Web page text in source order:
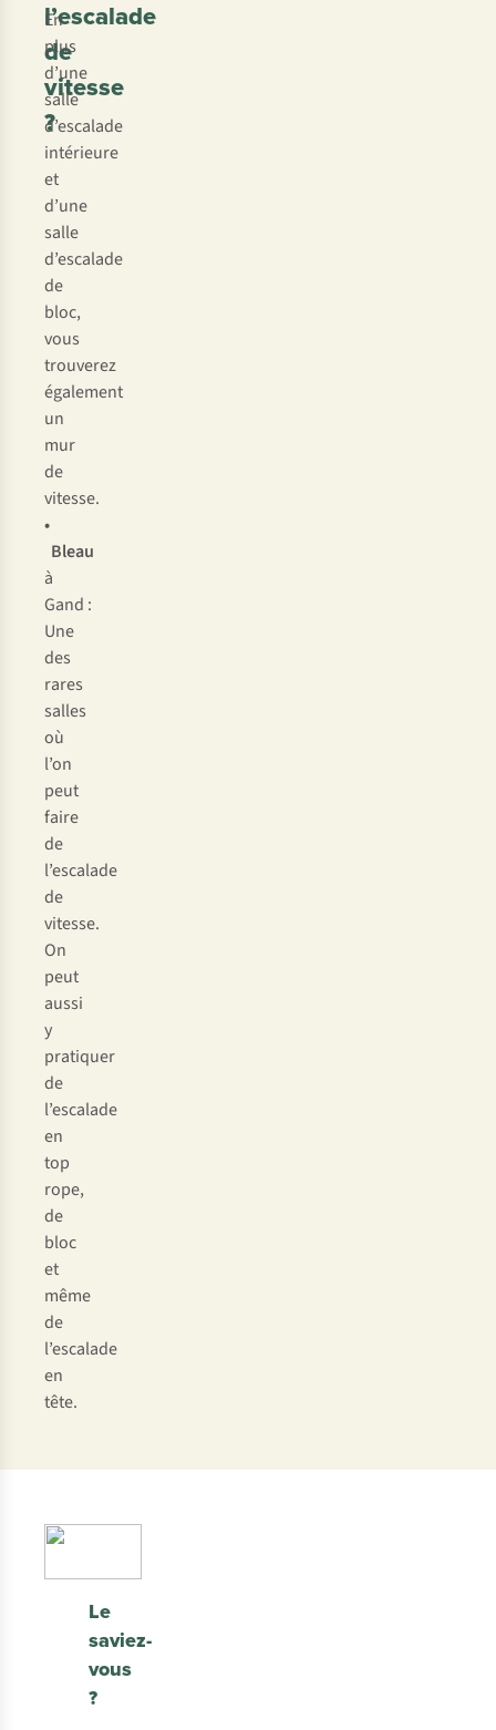
l’escalade
de
vitesse
?
En
plus
d’une
salle
d’escalade
intérieure
et
d’une
salle
d’escalade
de
bloc,
vous
trouverez
également
un
mur
de
vitesse.
•
Bleau
à
Gand :
Une
des
rares
salles
où
l’on
peut
faire
de
l’escalade
de
vitesse.
On
peut
aussi
y
pratiquer
de
l’escalade
en
top
rope,
de
bloc
et
même
de
l’escalade
en
tête.
Le
saviez-
vous
?